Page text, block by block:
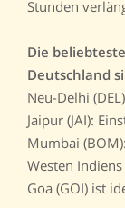
Stunden
Die
Deutschland
Neu-Delhi
Jaipur (JAI):
Mumbai
Westen Indiens
Goa (GOI) ist